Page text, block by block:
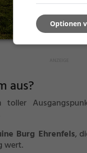
aus?
toller
Burg Ehrenfels,
wert.
Optionen